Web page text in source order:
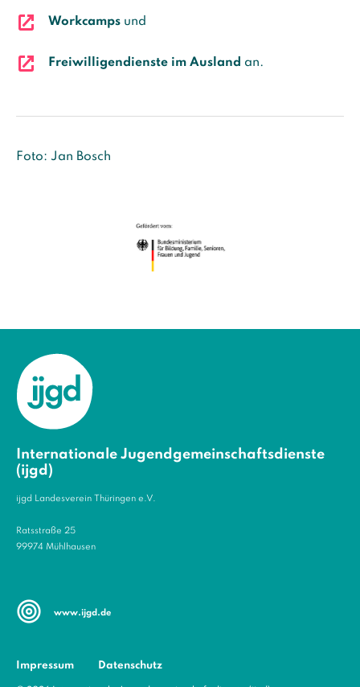
Workcamps und
Freiwilligendienste im Ausland an.
Foto: Jan Bosch
Internationale Jugendgemeinschaftsdienste
(ijgd)
ijgd Landesverein Thüringen e.V.
Ratsstraße 25
99974 Mühlhausen
www.ijgd.de
Impressum Datenschutz